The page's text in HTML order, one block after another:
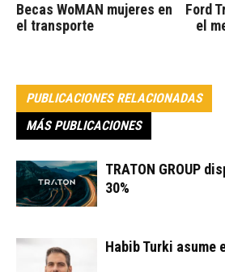
Becas WoMAN mujeres en
el transporte
Ford
el
PUBLICACIONES RELACIONADAS
MÁS PUBLICACIONES
TRATON GROUP
30%
Habib Turki asume